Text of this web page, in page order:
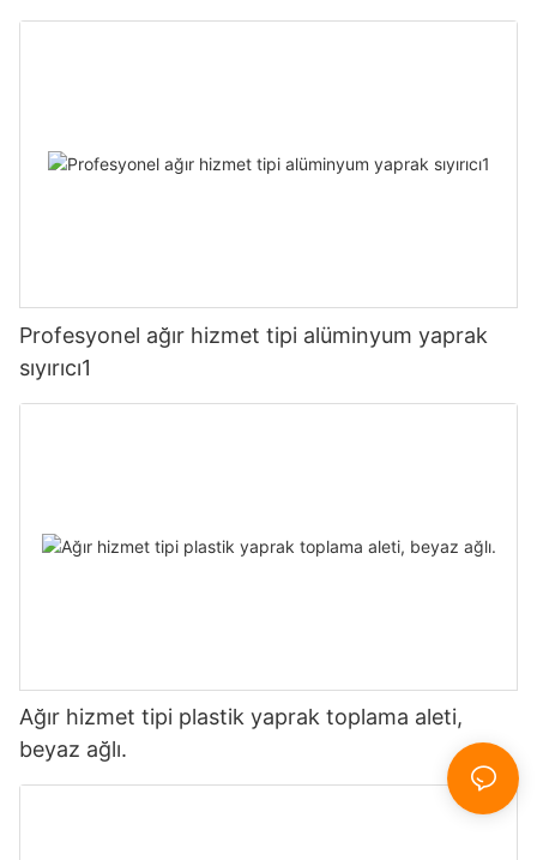
Profesyonel ağır hizmet tipi alüminyum yaprak
sıyırıcı1
Ağır hizmet tipi plastik yaprak toplama aleti,
beyaz ağlı.